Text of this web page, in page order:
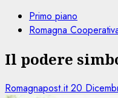
Primo piano
Romagna
Il podere
Romagnapost.it20